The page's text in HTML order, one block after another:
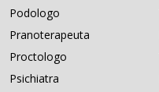
Podologo
Pranoterapeuta
Proctologo
Psichiatra